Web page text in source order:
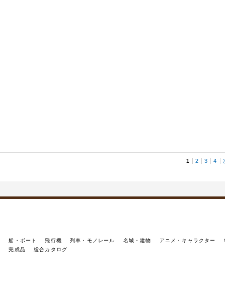
1 2 3 4
船・ボート 飛行機 列車・モノレール 名城・建物 アニメ・キャラクター
完成品
総合カタログ